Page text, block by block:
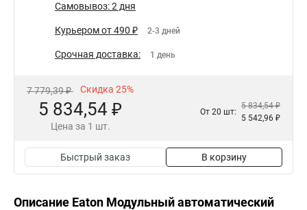
Самовывоз: 2 дня
Курьером от 490 ₽ 2-3 дней
Срочная доставка: 1 день
7 779,39 ₽ Скидка 25%
5 834,54 ₽
Цена за 1 шт.
От 20 шт:
5 834,54 ₽
5 542,96 ₽
Быстрый заказ В корзину
Описание Eaton Модульный автоматический